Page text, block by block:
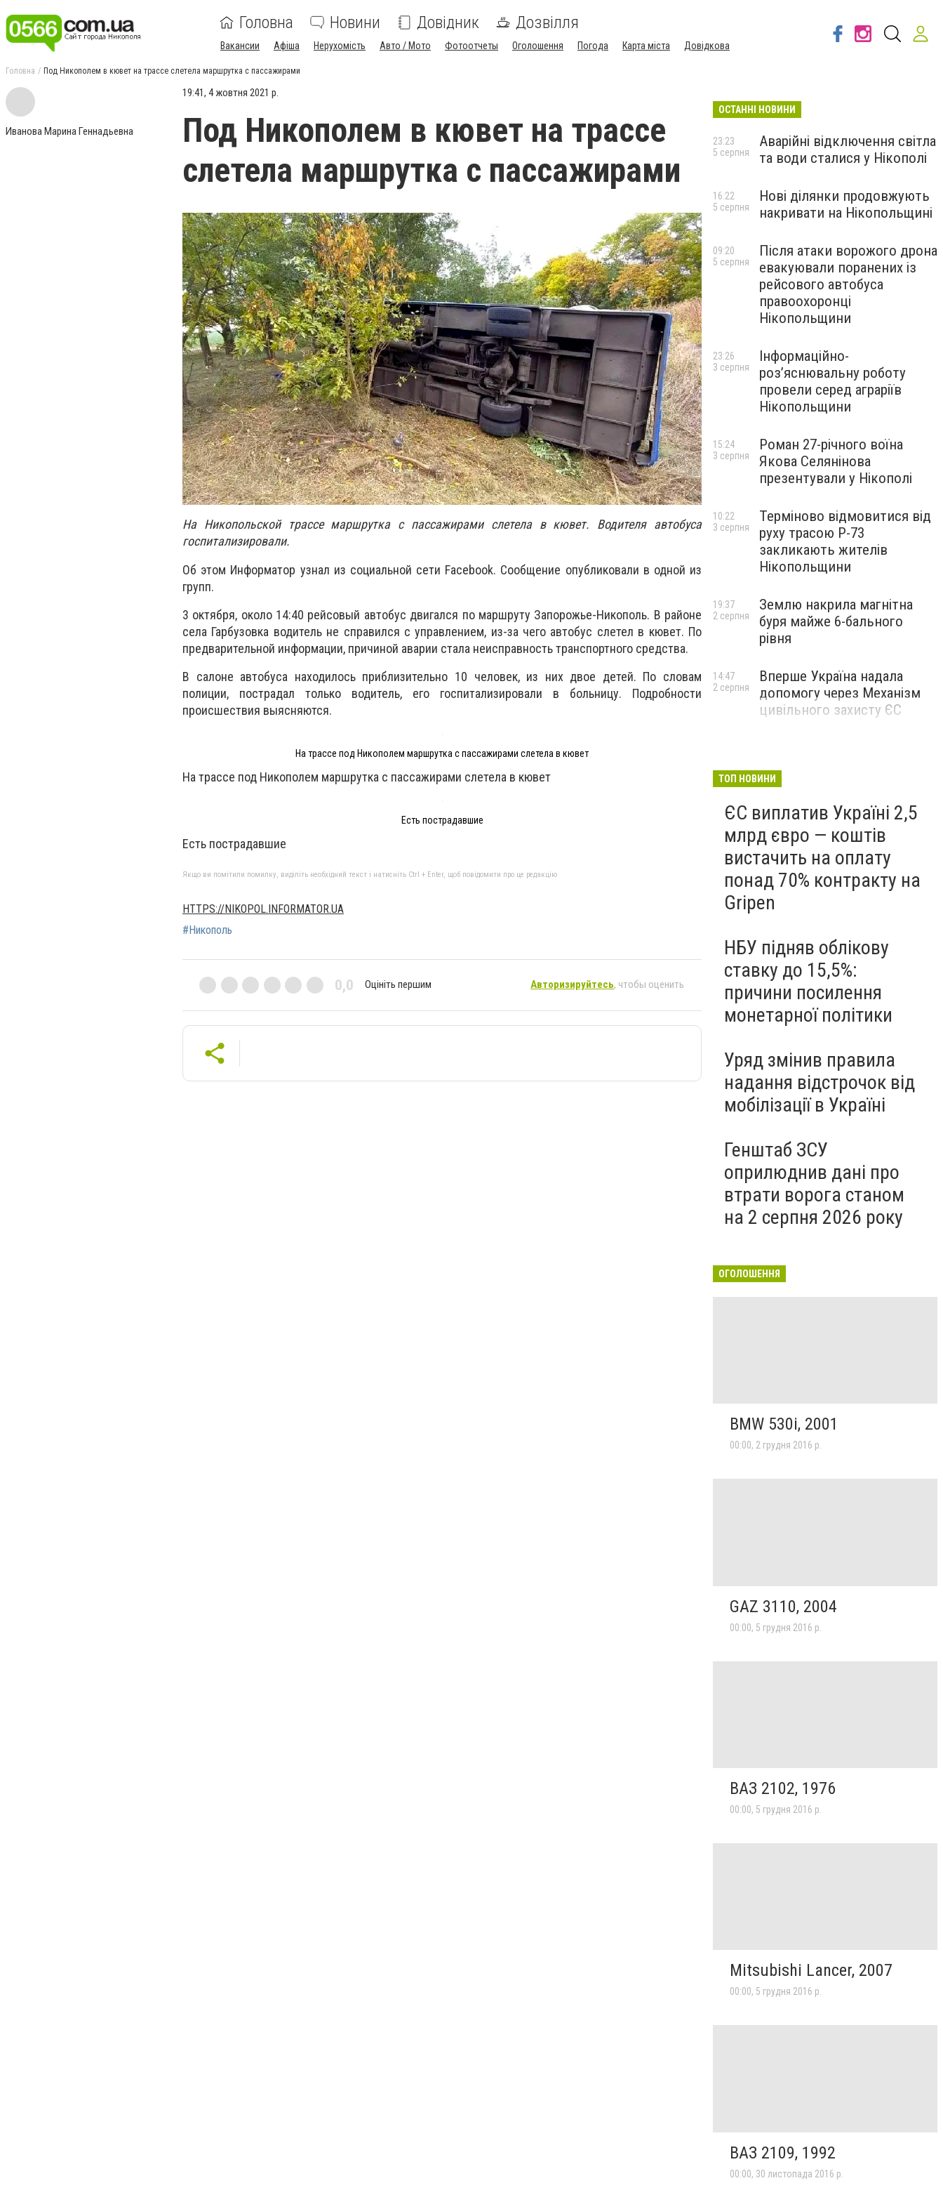
Головна Новини Довідник Дозвілля
Вакансии Афіша Нерухомість Авто / Мото Фотоотчеты Оголошення Погода Карта міста Довідкова
Головна Под Никополем в кювет на трассе слетела маршрутка с пассажирами
Иванова Марина Геннадьевна
19:41, 4 жовтня 2021 р.
Под Никополем в кювет на трассе
слетела маршрутка с пассажирами
На Никопольской трассе маршрутка с пассажирами слетела в кювет. Водителя автобуса
госпитализировали.
Об этом Информатор узнал из социальной сети Facebook. Сообщение опубликовали в одной из
групп.
3 октября, около 14:40 рейсовый автобус двигался по маршруту Запорожье-Никополь. В районе
села Гарбузовка водитель не справился с управлением, из-за чего автобус слетел в кювет. По
предварительной информации, причиной аварии стала неисправность транспортного средства.
В салоне автобуса находилось приблизительно 10 человек, из них двое детей. По словам
полиции, пострадал только водитель, его госпитализировали в больницу. Подробности
происшествия выясняются.
На трассе под Никополем маршрутка с пассажирами слетела в кювет
На трассе под Никополем маршрутка с пассажирами слетела в кювет
Есть пострадавшие
Есть пострадавшие
Якщо ви помітили помилку, виділіть необхідний текст і натисніть Ctrl + Enter, щоб повідомити про це редакцію
HTTPS://NIKOPOL.INFORMATOR.UA
#Никополь
0,0 Оцініть першим Авторизируйтесь, чтобы оценить
ОСТАННІ НОВИНИ
Аварійні відключення світла
та води сталися у Нікополі
23:23
5 серпня
Нові ділянки продовжують
накривати на Нікопольщині
16:22
5 серпня
Після атаки ворожого дрона
евакуювали поранених із
рейсового автобуса
правоохоронці
Нікопольщини
09:20
5 серпня
Інформаційно-
роз’яснювальну роботу
провели серед аграріїв
Нікопольщини
23:26
3 серпня
Роман 27-річного воїна
Якова Селянінова
презентували у Нікополі
15:24
3 серпня
Терміново відмовитися від
руху трасою Р-73
закликають жителів
Нікопольщини
10:22
3 серпня
Землю накрила магнітна
буря майже 6-бального
рівня
19:37
2 серпня
Вперше Україна надала
допомогу через Механізм
цивільного захисту ЄС
14:47
2 серпня
ТОП НОВИНИ
ЄС виплатив Україні 2,5
млрд євро — коштів
вистачить на оплату
понад 70% контракту на
Gripen
НБУ підняв облікову
ставку до 15,5%:
причини посилення
монетарної політики
Уряд змінив правила
надання відстрочок від
мобілізації в Україні
Генштаб ЗСУ
оприлюднив дані про
втрати ворога станом
на 2 серпня 2026 року
ОГОЛОШЕННЯ
BMW 530i, 2001
00:00, 2 грудня 2016 р.
GAZ 3110, 2004
00:00, 5 грудня 2016 р.
ВАЗ 2102, 1976
00:00, 5 грудня 2016 р.
Mitsubishi Lancer, 2007
00:00, 5 грудня 2016 р.
ВАЗ 2109, 1992
00:00, 30 листопада 2016 р.